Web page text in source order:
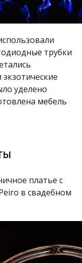
трубки
уделено
мебель
платье с
в свадебном